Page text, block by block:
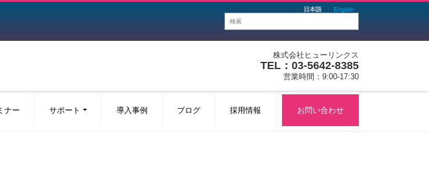
日本語 English
株式会社ヒューリンクス
TEL：03-5642-8385
営業時間：9:00-17:30
ナー サポート 導入事例 ブログ 採用情報 お問い合わせ